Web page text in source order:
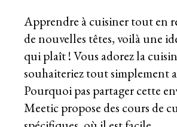
Apprendre à cuisiner tout en
de nouvelles têtes, voilà une
qui plaît ! Vous adorez la
souhaiteriez tout simplement
Pourquoi pas partager cette
Meetic propose des cours de